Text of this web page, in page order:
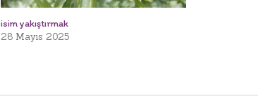
isim yakıştırmak
28 Mayıs 2025